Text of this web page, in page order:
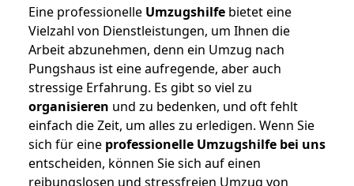
Eine professionelle Umzugshilfe bietet eine
Vielzahl von Dienstleistungen, um Ihnen die
Arbeit abzunehmen, denn ein Umzug nach
Pungshaus ist eine aufregende, aber auch
stressige Erfahrung. Es gibt so viel zu
organisieren und zu bedenken, und oft fehlt
einfach die Zeit, um alles zu erledigen. Wenn Sie
sich für eine professionelle Umzugshilfe bei uns
entscheiden, können Sie sich auf einen
reibungslosen und stressfreien Umzug von